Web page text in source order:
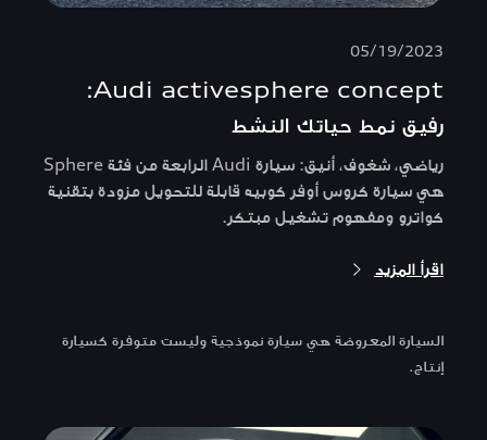
05/19/2023
Audi activesphere concept:
رفيق نمط حياتك النشط
رياضي، شغوف، أنيق: سيارة Audi الرابعة من فئة Sphere
هي سيارة كروس أوفر كوبيه قابلة للتحويل مزودة بتقنية
كواترو ومفهوم تشغيل مبتكر.
اقرأ المزيد
السيارة المعروضة هي سيارة نموذجية وليست متوفرة كسيارة
إنتاج.